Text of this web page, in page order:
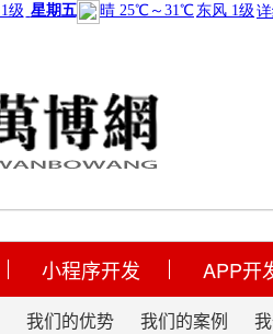
小程序开发 APP开
我们的优势 我们的案例